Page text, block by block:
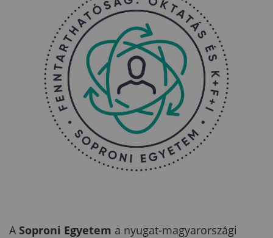
A Soproni Egyetem a nyugat-magyarországi